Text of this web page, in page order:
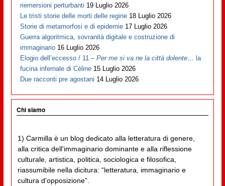
riemersioni perturbanti 19 Luglio 2026
Le tristi storie delle morti delle regine 18 Luglio 2026
Storie di metamorfosi e di epidemie 17 Luglio 2026
Guerra algoritmica, sovranità digitale e costruzione di
immaginario 16 Luglio 2026
Elogio dell’eccesso / 11 –Per me si va ne la città dolente… la
fucina infernale di Cèline 15 Luglio 2026
Due racconti pre agostani 14 Luglio 2026
Chi siamo
1) Carmilla è un blog dedicato alla letteratura di genere,
alla critica dell'immaginario dominante e alla riflessione
culturale, artistica, politica, sociologica e filosofica,
riassumibile nella dicitura: “letteratura, immaginario e
cultura d'opposizione”.